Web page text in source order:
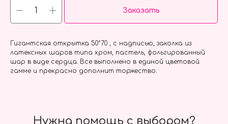
Заказать
Гигантская открытка 50*70 , с надписью, заколка из
латексных шаров типа хром, пастель, фольгированный
шар в виде сердца. Все выполнено в единой цветовой
гамме и прекрасно дополнит торжество.
Нужна помощь с выбором?